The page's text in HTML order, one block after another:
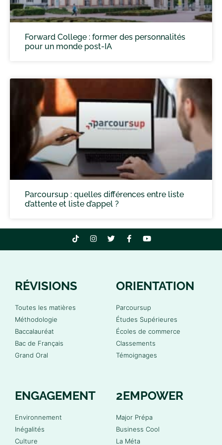
Forward College : former des personnalités
pour un monde post-IA
Parcoursup : quelles différences entre liste
d’attente et liste d’appel ?
RÉVISIONS
Toutes les matières
Méthodologie
Baccalauréat
Bac de Français
Grand Oral
ORIENTATION
Parcoursup
Études Supérieures
Écoles de commerce
Classements
Témoignages
ENGAGEMENT
Environnement
Inégalités
Culture
2EMPOWER
Major Prépa
Business Cool
La Méta